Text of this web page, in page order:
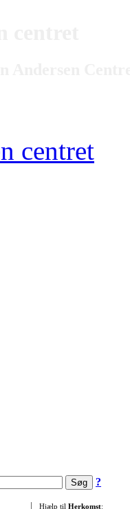
centret
?
Hjælp til Herkomst: